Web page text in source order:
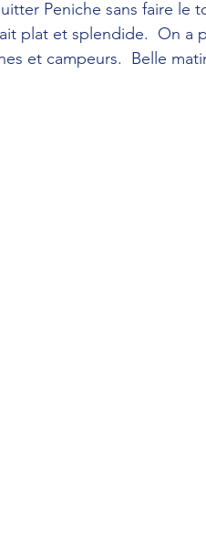
Peniche sans faire le
plat et splendide.  On a
et campeurs.  Belle